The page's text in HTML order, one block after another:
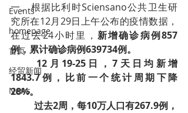
Events
homepage
首页
经贸新闻
News
一、根据比利时Sciensano公共卫生研
究所在12月29日上午公布的疫情数据，
在过去24小时里， 新增确诊病例857
例，累计确诊病例639734例。
12月19-25日，7天日均新增
1843.7例，比前一个统计周期下降
28%­。
过去2周，每10万人口有267.9例，